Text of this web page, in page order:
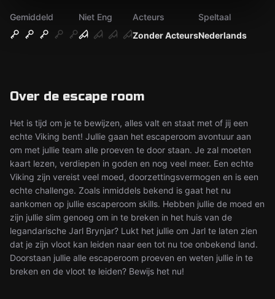
Gemiddeld
Niet Eng
Zonder Acteurs
Acteurs
Nederlands
Speltaal
Over de escape room
Het is tijd om je te bewijzen, alles valt en staat met of jij een
echte Viking bent! Jullie gaan het escaperoom avontuur aan
om met jullie team alle proeven te door staan. Je zal moeten
kaart lezen, verdiepen in goden en nog veel meer. Een echte
Viking zijn vereist veel moed, doorzettingsvermogen en is een
echte challenge. Zoals inmiddels bekend is gaat het nu
aankomen op jullie escaperoom skills. Hebben jullie de moed en
zijn jullie slim genoeg om in te breken in het huis van de
legandarische Jarl Brynjar? Lukt het jullie om Jarl te laten zien
dat je zijn vloot kan leiden naar een tot nu toe onbekend land.
Doorstaan jullie alle escaperoom proeven en weten jullie in te
breken en de vloot te leiden? Bewijs het nu!